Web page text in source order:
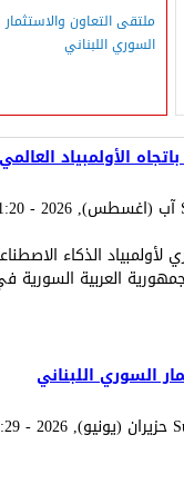
ملتقى التعاون والاستثمار
السوري اللبناني
الأولمبياد
الذكاء
السوري اللبناني